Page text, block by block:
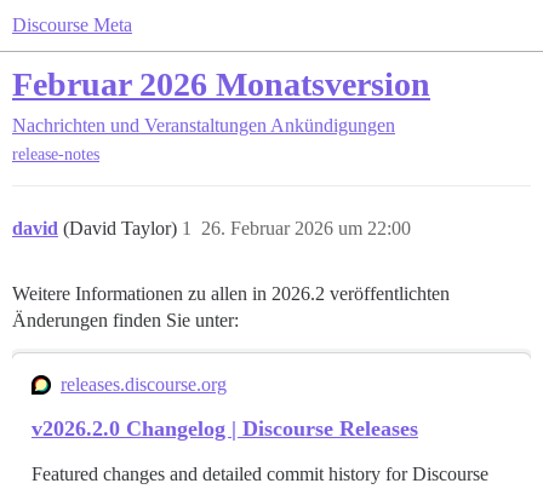
Discourse Meta
Februar 2026 Monatsversion
Nachrichten und Veranstaltungen Ankündigungen
release-notes
david (David Taylor) 26. Februar 2026 um 22:00
1
Weitere Informationen zu allen in 2026.2 veröffentlichten
Änderungen finden Sie unter:
releases.discourse.org
v2026.2.0 Changelog | Discourse Releases
Featured changes and detailed commit history for Discourse